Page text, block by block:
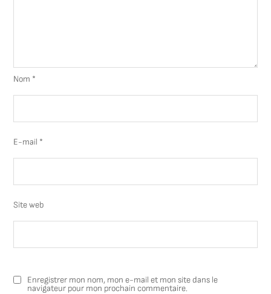
Nom *
E-mail *
Site web
Enregistrer mon nom, mon e-mail et mon site dans le
navigateur pour mon prochain commentaire.